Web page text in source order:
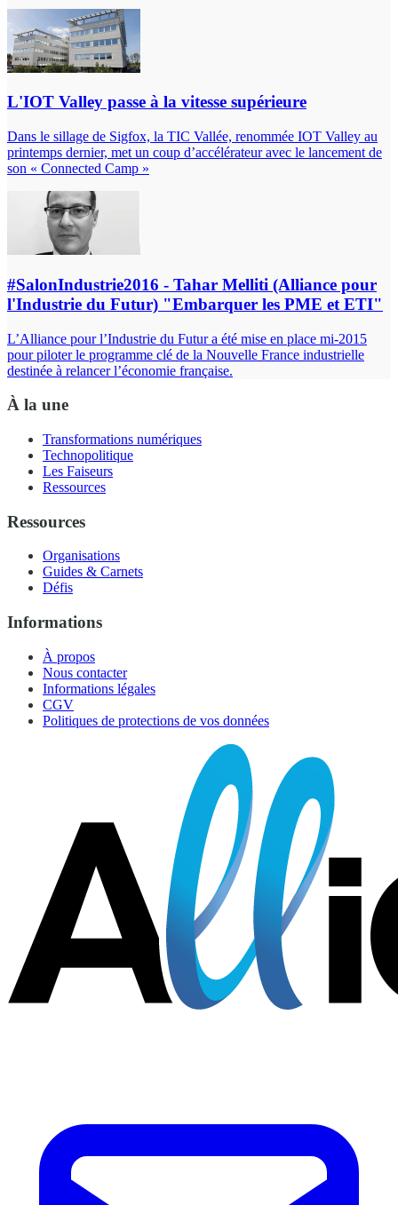
L'IOT Valley passe à la vitesse supérieure
Dans le sillage de Sigfox, la TIC Vallée, renommée IOT Valley au
printemps dernier, met un coup d’accélérateur avec le lancement de
son « Connected Camp »
#SalonIndustrie2016 - Tahar Melliti (Alliance pour
l'Industrie du Futur) "Embarquer les PME et ETI"
L’Alliance pour l’Industrie du Futur a été mise en place mi-2015
pour piloter le programme clé de la Nouvelle France industrielle
destinée à relancer l’économie française.
À la une
Transformations numériques
Technopolitique
Les Faiseurs
Ressources
Ressources
Organisations
Guides & Carnets
Défis
Informations
À propos
Nous contacter
Informations légales
CGV
Politiques de protections de vos données